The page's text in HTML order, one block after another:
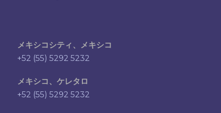
メキシコシティ、メキシコ
+52 (55) 5292 5232
メキシコ、ケレタロ
+52 (55) 5292 5232